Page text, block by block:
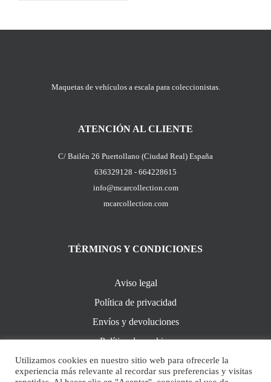
Maquetas de vehículos a escala para coleccionistas.
ATENCIÓN AL CLIENTE
C/ Bailén 26 Puertollano (Ciudad Real) España
636329128 - 664228615
info@mcarcollection.com
mcarcollection.com
TÉRMINOS Y CONDICIONES
Aviso legal
Política de privacidad
Envíos y devoluciones
Política de cookies
Utilizamos cookies en nuestro sitio web para ofrecerle la
experiencia más relevante al recordar sus preferencias y visitas